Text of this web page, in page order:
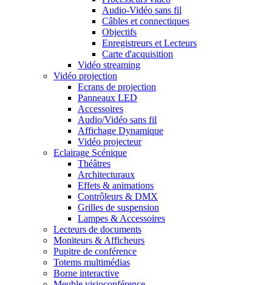
Audio-Vidéo sans fil
Câbles et connectiques
Objectifs
Enregistreurs et Lecteurs
Carte d'acquisition
Vidéo streaming
Vidéo projection
Ecrans de projection
Panneaux LED
Accessoires
Audio/Vidéo sans fil
Affichage Dynamique
Vidéo projecteur
Eclairage Scénique
Théâtres
Architecturaux
Effets & animations
Contrôleurs & DMX
Grilles de suspension
Lampes & Accessoires
Lecteurs de documents
Moniteurs & Afficheurs
Pupitre de conférence
Totems multimédias
Borne interactive